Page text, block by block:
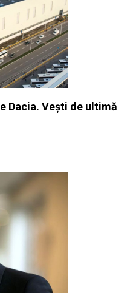
Dacia. Vești de ultimă